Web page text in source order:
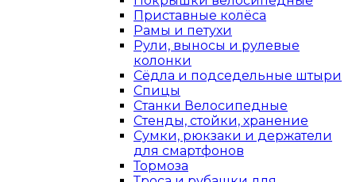
Приставные колёса
Рамы и петухи
Рули, выносы и рулевые
колонки
Сёдла и подседельные штыри
Спицы
Станки Велосипедные
Стенды, стойки, хранение
Сумки, рюкзаки и держатели
для смартфонов
Тормоза